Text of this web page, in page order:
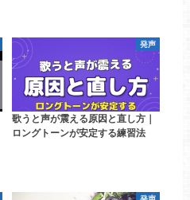
発声
歌うと声が震える原因と直し方｜
ロングトーンが安定する練習法